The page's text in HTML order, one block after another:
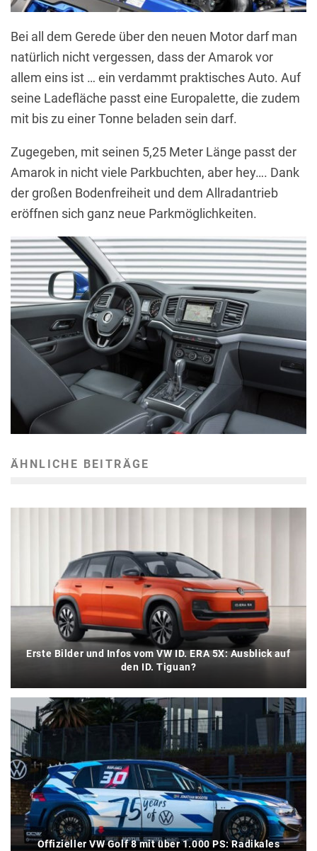
Bei all dem Gerede über den neuen Motor darf man
natürlich nicht vergessen, dass der Amarok vor
allem eins ist … ein verdammt praktisches Auto. Auf
seine Ladefläche passt eine Europalette, die zudem
mit bis zu einer Tonne beladen sein darf.
Zugegeben, mit seinen 5,25 Meter Länge passt der
Amarok in nicht viele Parkbuchten, aber hey…. Dank
der großen Bodenfreiheit und dem Allradantrieb
eröffnen sich ganz neue Parkmöglichkeiten.
ÄHNLICHE BEITRÄGE
Erste Bilder und Infos vom VW ID. ERA 5X: Ausblick auf
den ID. Tiguan?
Offizieller VW Golf 8 mit über 1.000 PS: Radikales